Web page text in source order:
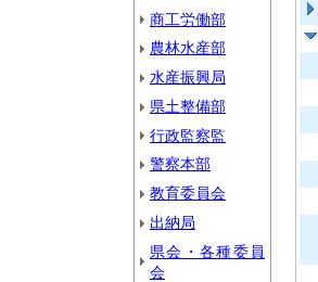
商工労働部
農林水産部
水産振興局
県土整備部
行政監察監
警察本部
教育委員会
出納局
県会・各種委員
会